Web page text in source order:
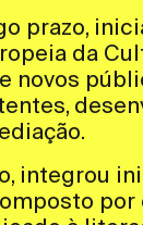
prazo,
da
novos
integrou